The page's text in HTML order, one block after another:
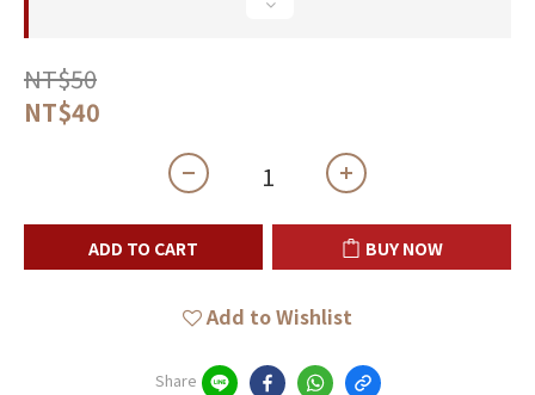
NT$50
NT$40
ADD TO CART BUY NOW
Add to Wishlist
Share